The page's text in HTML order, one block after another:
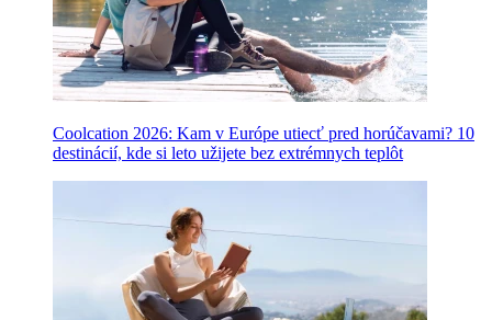
Coolcation 2026: Kam v Európe utiecť pred horúčavami? 10
destinácií, kde si leto užijete bez extrémnych teplôt